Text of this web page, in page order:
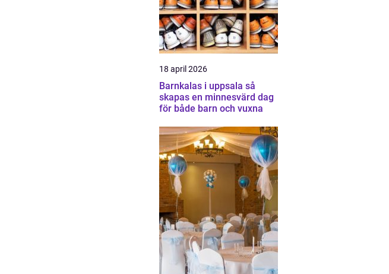
18 april 2026
Barnkalas i uppsala så
skapas en minnesvärd dag
för både barn och vuxna